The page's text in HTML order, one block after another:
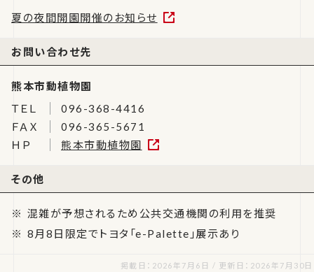
夏の夜間開園開催のお知らせ
お問い合わせ先
熊本市動植物園
ＴＥＬ
096-368-4416
ＦＡＸ
096-365-5671
ＨＰ
熊本市動植物園
その他
混雑が予想されるため公共交通機関の利用を推奨
8月8日限定でトヨタ「e-Palette」展示あり
掲載日：2026年7月6日 / 更新日：2026年7月30日